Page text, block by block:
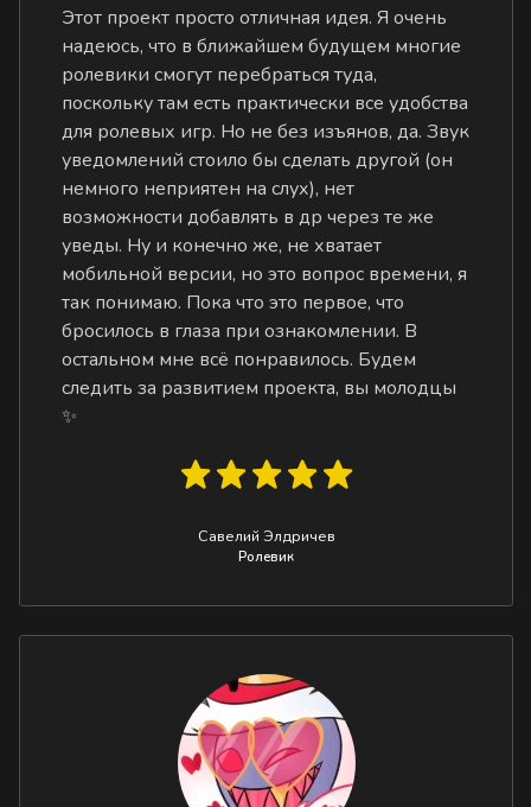
Этот проект просто отличная идея. Я очень
надеюсь, что в ближайшем будущем многие
ролевики смогут перебраться туда,
поскольку там есть практически все удобства
для ролевых игр. Но не без изъянов, да. Звук
уведомлений стоило бы сделать другой (он
немного неприятен на слух), нет
возможности добавлять в др через те же
уведы. Ну и конечно же, не хватает
мобильной версии, но это вопрос времени, я
так понимаю. Пока что это первое, что
бросилось в глаза при ознакомлении. В
остальном мне всё понравилось. Будем
следить за развитием проекта, вы молодцы
✨
Савелий Элдричев
Ролевик